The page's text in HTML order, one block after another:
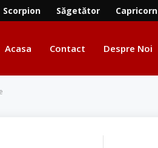
Scorpion Săgetător Capricorn
Acasa Contact Despre Noi